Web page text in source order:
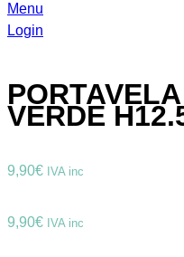
Menu
Login
VERDE
9,90€ IVA inc
9,90€ IVA inc